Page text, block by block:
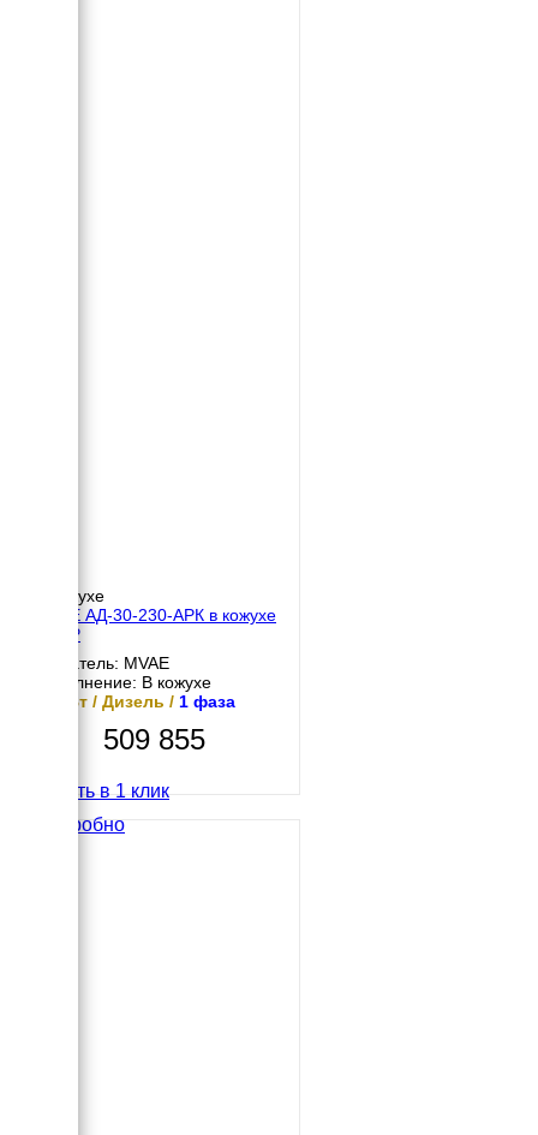
В кожухе
MVAE АД-30-230-АРК в кожухе
с АВР
Двигатель: MVAE
Исполнение: В кожухе
30 кВт / Дизель / 1 фаза
509 855
Купить в 1 клик
Подробно